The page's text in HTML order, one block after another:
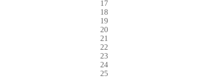
17
18
19
20
21
22
23
24
25